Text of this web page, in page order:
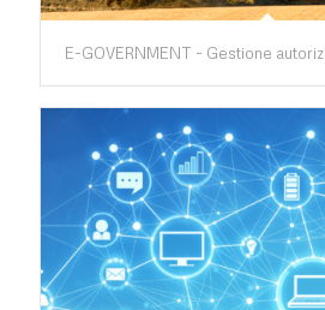
E-GOVERNMENT - Gestione